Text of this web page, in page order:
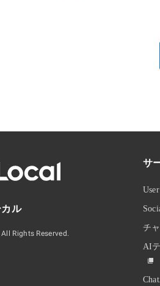
ル
Rights Reserved.
サ
チ
AI